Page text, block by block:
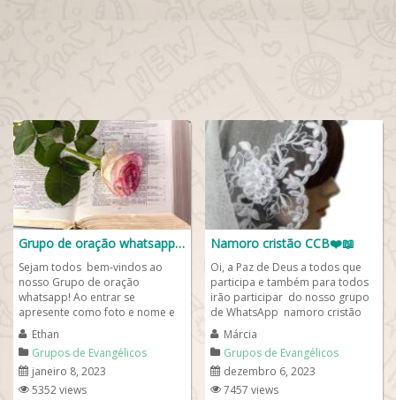
Grupo de oração whatsapp🙏
Sejam todos bem-vindos ao
nosso Grupo de oração
whatsapp! Ao entrar se
apresente como foto e nome e
diga de qual comunidade cristã
partipa. Todos os...
Ethan
Grupos de Evangélicos
janeiro 8, 2023
5352 views
Namoro cristão CCB❤️📖
Oi, a Paz de Deus a todos que
participa e também para todos
irão participar do nosso grupo
de WhatsApp namoro cristão
CCB. Foco deste grupo e trazer
para...
Márcia
Grupos de Evangélicos
dezembro 6, 2023
7457 views